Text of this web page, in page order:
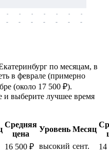
-
-
-
-
-
-
-
-
-
-
-
-
-
-
по месяцам, в
в феврале (примерно
(около 17 500 ₽).
и выберите лучшее время
Средняя
цена
Уровень Месяц
16 500 ₽ высокий сент.
14